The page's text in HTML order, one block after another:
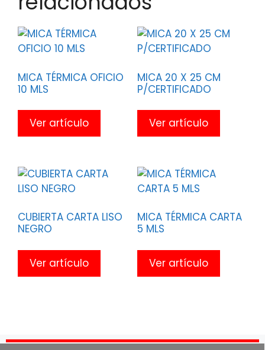
MICA TÉRMICA OFICIO
10 MLS
Ver artículo
MICA 20 X 25 CM
P/CERTIFICADO
Ver artículo
CUBIERTA CARTA LISO
NEGRO
Ver artículo
MICA TÉRMICA CARTA
5 MLS
Ver artículo